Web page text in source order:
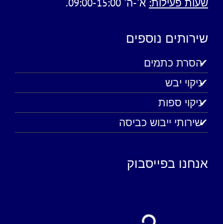
שעות פעילות: א'-ה' 09:00-15:00.
שירותים נוספים
הסרת כתמים
ניקוי יבש
ניקוי ספות
שירותי ייבוש כביסה
אנחנו בפייסבוק